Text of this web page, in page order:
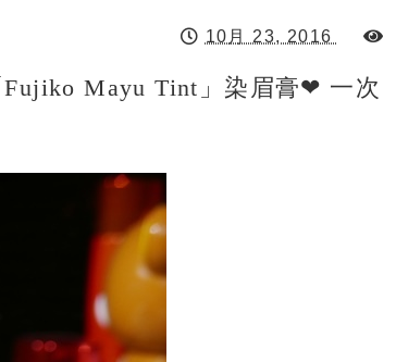
10月 23, 2016
Mayu Tint」染眉膏❤ 一次